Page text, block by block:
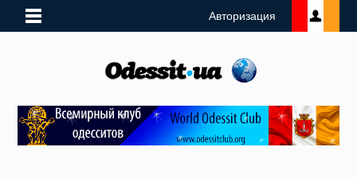
Авторизация